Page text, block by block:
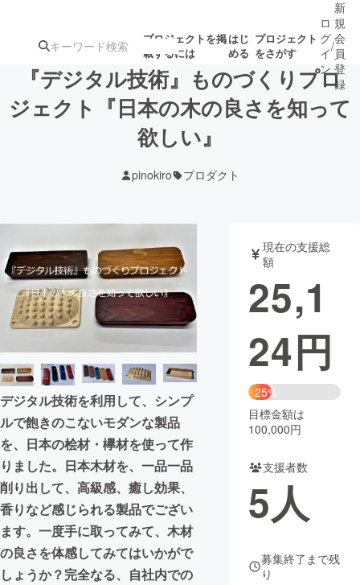
プロジェクトを掲
載するには
はじ
める
プロジェクト
をさがす
注目の新着プロ募集終了が近いプ
テクノロジー・ガジェット
映像・映画 書籍・雑誌
チャレンジ
まちづくり・地域活性化
CAMPFIRE for Social Good
CAMPFIRE Creation
CAMPFIREふるさと納税machi-ya コミュニティ
ロ
グ
イ
ン
/
新
規
会
員
登
録
『デジタル技術』ものづくりプロ
ジェクト『日本の木の良さを知って
欲しい』
pinokiro プロダクト
デジタル技術を利用して、シンプ
ルで飽きのこないモダンな製品
を、日本の桧材・欅材を使って作
りました。日本木材を、一品一品
削り出して、高級感、癒し効果、
香りなど感じられる製品でござい
ます。一度手に取ってみて、木材
の良さを体感してみてはいかがで
しょうか？完全なる、自社内での
現在の支援総
額
25,1
24円
25%
目標金額は
100,000円
支援者数
5人
募集終了まで残
り